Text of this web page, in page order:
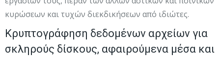
κυρώσεων και τυχών διεκδικήσεων από ιδιώτες.
Κρυπτογράφηση δεδομένων αρχείων για
σκληρούς δίσκους, αφαιρούμενα μέσα και